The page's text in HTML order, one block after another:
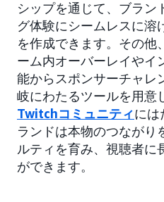
シップを通じて、ブラン
グ体験にシームレスに溶
を作成できます。その他
ーム内オーバーレイやイ
能からスポンサーチャレ
岐にわたるツールを用意
Twitchコミュニティには
ランドは本物のつながり
ルティを育み、視聴者に
ができます。